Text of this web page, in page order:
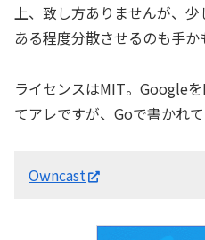
上、致し方ありませんが、
ある程度分散させるのも手か
ライセンスはMIT。Google
てアレですが、Goで書かれて
Owncast